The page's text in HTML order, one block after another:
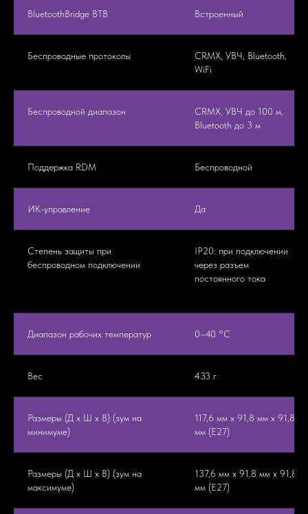
BluetoothBridge BTB Встроенный
Беспроводные протоколы
CRMX, УВЧ, Bluetooth,
WiFi
Беспроводной диапазон
CRMX, УВЧ до 100 м,
Bluetooth до 3 м
Поддержка RDM Беспроводной
ИК-управление Да
Степень защиты при
беспроводном подключении
IP20: при подключении
через разъем
постоянного тока
Диапазон рабочих температур 0–40 °C
Вес 433 г
Размеры (Д x Ш x В) (зум на
минимуме)
117,6 мм x 91,8 мм x 91,8
мм (E27)
Размеры (Д x Ш x В) (зум на
максимуме)
137,6 мм x 91,8 мм x 91,8
мм (E27)